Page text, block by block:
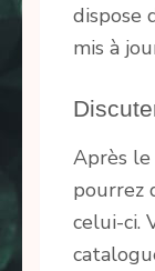
dispose
mis à
Après le
pourrez
celui-ci.